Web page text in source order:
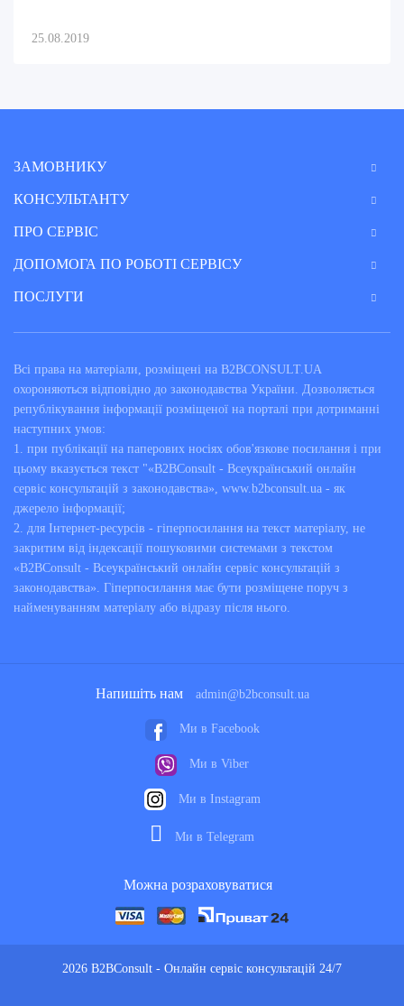
25.08.2019
ЗАМОВНИКУ
КОНСУЛЬТАНТУ
ПРО СЕРВІС
ДОПОМОГА ПО РОБОТІ СЕРВІСУ
ПОСЛУГИ
Всі права на матеріали, розміщені на B2BCONSULT.UA
охороняються відповідно до законодавства України. Дозволяється
републікування інформації розміщеної на порталі при дотриманні
наступних умов:
1. при публікації на паперових носіях обов'язкове посилання і при
цьому вказується текст "«B2BConsult - Всеукраїнський онлайн
сервіс консультацій з законодавства», www.b2bconsult.ua - як
джерело інформації;
2. для Інтернет-ресурсів - гіперпосилання на текст матеріалу, не
закритим від індексації пошуковими системами з текстом
«B2BConsult - Всеукраїнський онлайн сервіс консультацій з
законодавства». Гіперпосилання має бути розміщене поруч з
найменуванням матеріалу або відразу після нього.
2026 B2BConsult - Онлайн сервіс консультацій 24/7
Напишіть нам admin@b2bconsult.ua
Ми в Facebook
Ми в Viber
Ми в Instagram
Ми в Telegram
Можна розраховуватися